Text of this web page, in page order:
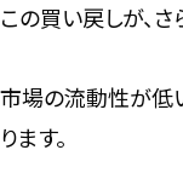
この買い戻しが、
市場の流動性が低
ります。